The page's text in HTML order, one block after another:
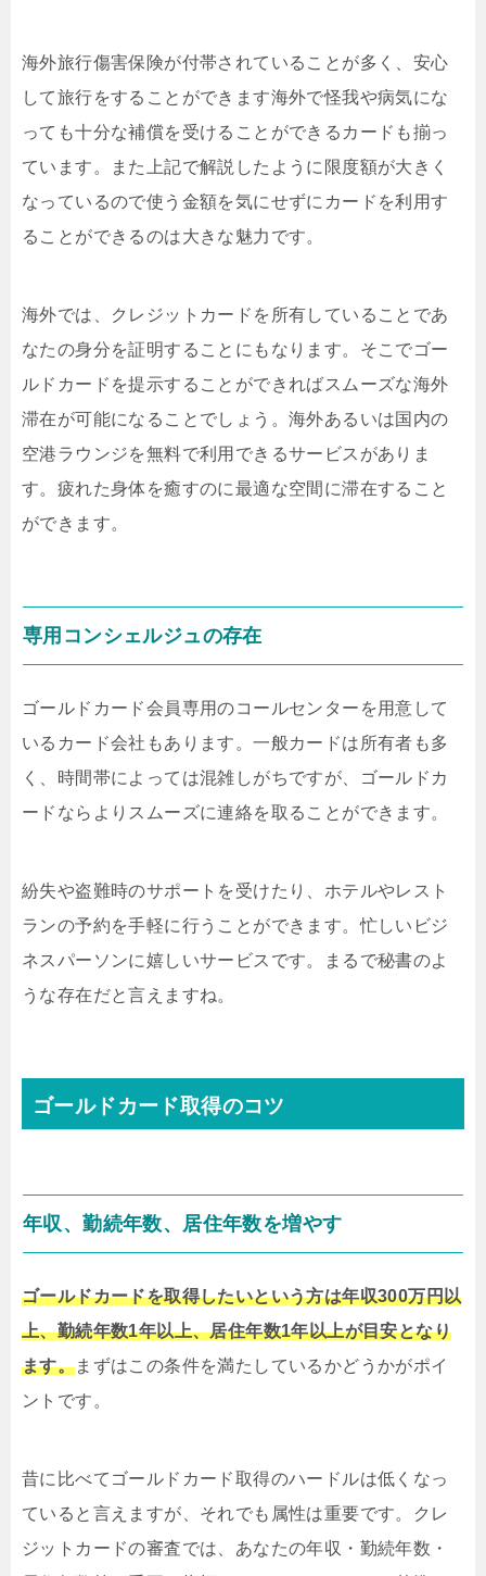
海外旅行傷害保険が付帯されていることが多く、安心
して旅行をすることができます海外で怪我や病気にな
っても十分な補償を受けることができるカードも揃っ
ています。また上記で解説したように限度額が大きく
なっているので使う金額を気にせずにカードを利用す
ることができるのは大きな魅力です。
海外では、クレジットカードを所有していることであ
なたの身分を証明することにもなります。そこでゴー
ルドカードを提示することができればスムーズな海外
滞在が可能になることでしょう。海外あるいは国内の
空港ラウンジを無料で利用できるサービスがありま
す。疲れた身体を癒すのに最適な空間に滞在すること
ができます。
専用コンシェルジュの存在
ゴールドカード会員専用のコールセンターを用意して
いるカード会社もあります。一般カードは所有者も多
く、時間帯によっては混雑しがちですが、ゴールドカ
ードならよりスムーズに連絡を取ることができます。
紛失や盗難時のサポートを受けたり、ホテルやレスト
ランの予約を手軽に行うことができます。忙しいビジ
ネスパーソンに嬉しいサービスです。まるで秘書のよ
うな存在だと言えますね。
ゴールドカード取得のコツ
年収、勤続年数、居住年数を増やす
ゴールドカードを取得したいという方は年収300万円以
上、勤続年数1年以上、居住年数1年以上が目安となり
ます。まずはこの条件を満たしているかどうかがポイ
ントです。
昔に比べてゴールドカード取得のハードルは低くなっ
ていると言えますが、それでも属性は重要です。クレ
ジットカードの審査では、あなたの年収・勤続年数・